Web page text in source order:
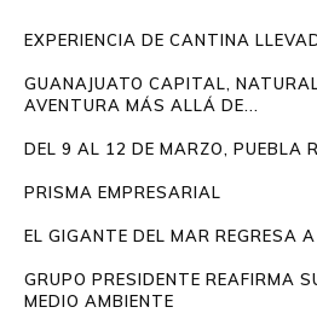
EXPERIENCIA DE CANTINA
GUANAJUATO CAPITAL,
AVENTURA MÁS ALLÁ DE...
DEL 9 AL 12 DE MARZO, PUEBLA
PRISMA EMPRESARIAL
EL GIGANTE DEL MAR REGRESA
GRUPO PRESIDENTE REAFIRMA
MEDIO AMBIENTE